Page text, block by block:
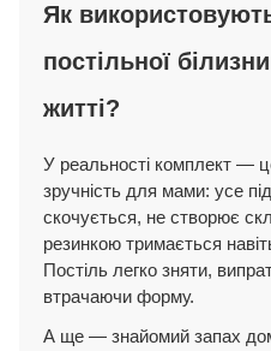
Як
постільної
житті?
У реальності комплект —
зручність для мами: усе
скочується, не створює
резинкою тримається
Постіль легко зняти,
втрачаючи форму.
А ще — знайомий запах